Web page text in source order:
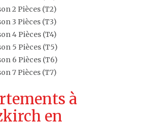
2 Pièces (T2)
3 Pièces (T3)
4 Pièces (T4)
5 Pièces (T5)
6 Pièces (T6)
7 Pièces (T7)
à
en